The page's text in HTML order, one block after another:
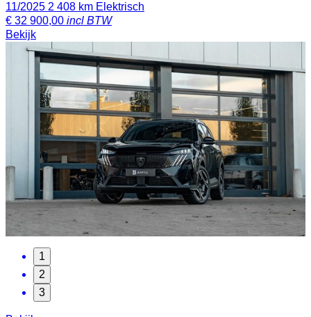
11/2025 2 408 km Elektrisch
€ 32 900,00 incl BTW
Bekijk
1
2
3